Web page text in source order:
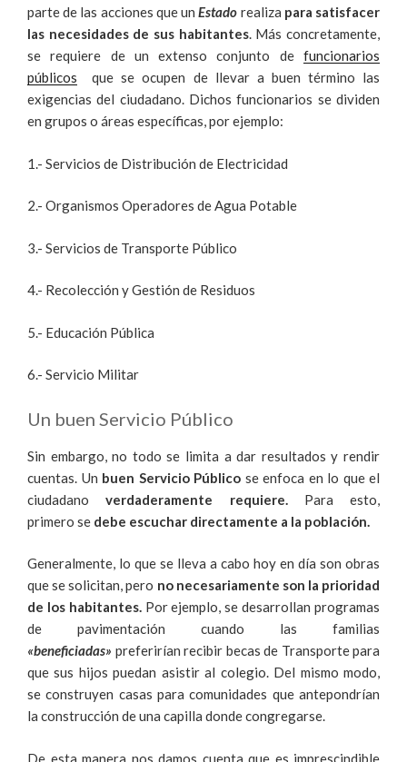
parte de las acciones que unEstado realiza para satisfacer
las necesidades de sus habitantes. Más concretamente,
se requiere de un extenso conjunto de funcionarios
públicos que se ocupen de llevar a buen término las
exigencias del ciudadano. Dichos funcionarios se dividen
en grupos o áreas específicas, por ejemplo:
1.- Servicios de Distribución de Electricidad
2.- Organismos Operadores de Agua Potable
3.- Servicios de Transporte Público
4.- Recolección y Gestión de Residuos
5.- Educación Pública
6.- Servicio Militar
Un buen Servicio Público
Sin embargo, no todo se limita a dar resultados y rendir
cuentas. Un buen Servicio Público se enfoca en lo que el
ciudadanoverdaderamente requiere. Para esto,
primero se debe escuchar directamente a la población.
Generalmente, lo que se lleva a cabo hoy en día son obras
que se solicitan, pero no necesariamente son la prioridad
de los habitantes.Por ejemplo, se desarrollan programas
de pavimentación cuando las familias
«beneficiadas» preferirían recibir becas de Transporte para
que sus hijos puedan asistir al colegio. Del mismo modo,
se construyen casas para comunidades que antepondrían
la construcción de una capilla donde congregarse.
De esta manera nos damos cuenta que es imprescindible